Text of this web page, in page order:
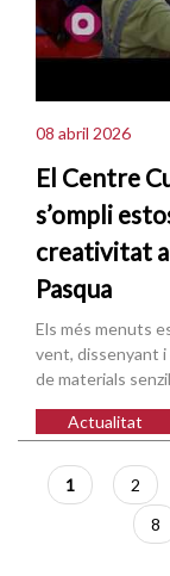
08 abril 2026
El Centre
s’ompli
creativitat
Pasqua
Els més menuts
vent, dissenyant
de materials
Actualitat
Paginació
Pàgina
actual
1 2
8